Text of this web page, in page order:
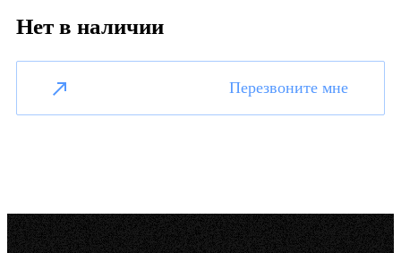
Нет в наличии
Перезвоните мне